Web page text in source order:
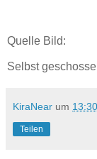
Quelle Bild:
Selbst
KiraNear um 13:30
Teilen